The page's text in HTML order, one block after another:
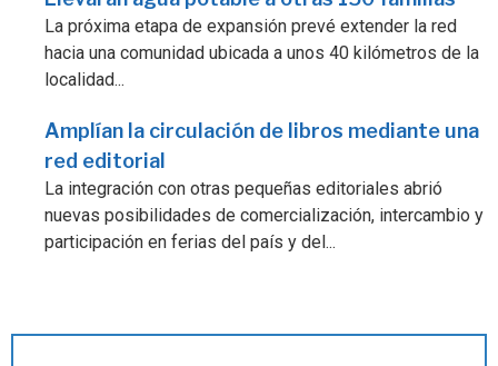
La próxima etapa de expansión prevé extender la red
hacia una comunidad ubicada a unos 40 kilómetros de la
localidad...
Amplían la circulación de libros mediante una
red editorial
La integración con otras pequeñas editoriales abrió
nuevas posibilidades de comercialización, intercambio y
participación en ferias del país y del...